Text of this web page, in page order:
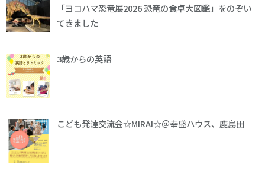
「ヨコハマ恐竜展2026 恐竜の食卓大図鑑」をのぞい
てきました
3歳からの英語
こども発達交流会☆MIRAI☆＠幸盛ハウス、鹿島田